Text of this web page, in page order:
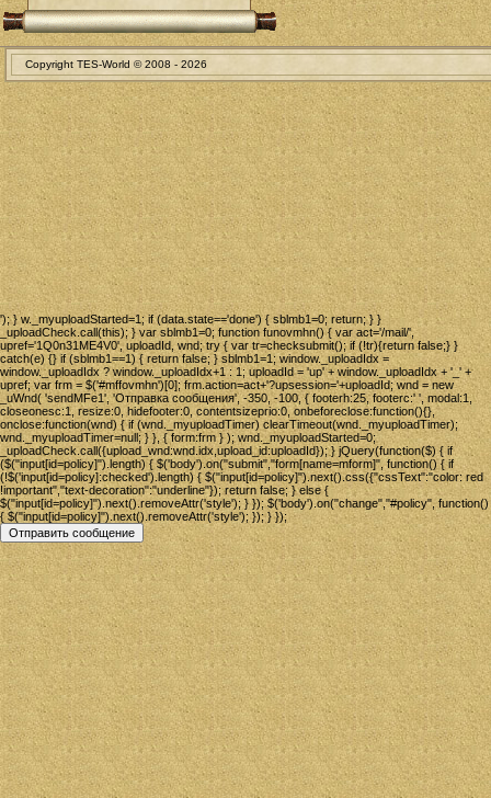
Copyright TES-World © 2008 - 2026
'); } w._myuploadStarted=1; if (data.state=='done') { sblmb1=0; return; } }
_uploadCheck.call(this); } var sblmb1=0; function funovmhn() { var act='/mail/',
upref='1Q0n31ME4V0', uploadId, wnd; try { var tr=checksubmit(); if (!tr){return false;} }
catch(e) {} if (sblmb1==1) { return false; } sblmb1=1; window._uploadIdx =
window._uploadIdx ? window._uploadIdx+1 : 1; uploadId = 'up' + window._uploadIdx + '_' +
upref; var frm = $('#mffovmhn')[0]; frm.action=act+'?upsession='+uploadId; wnd = new
_uWnd( 'sendMFe1', 'Отправка сообщения', -350, -100, { footerh:25, footerc:' ', modal:1,
closeonesc:1, resize:0, hidefooter:0, contentsizeprio:0, onbeforeclose:function(){},
onclose:function(wnd) { if (wnd._myuploadTimer) clearTimeout(wnd._myuploadTimer);
wnd._myuploadTimer=null; } }, { form:frm } ); wnd._myuploadStarted=0;
_uploadCheck.call({upload_wnd:wnd.idx,upload_id:uploadId}); } jQuery(function($) { if
($("input[id=policy]").length) { $('body').on("submit","form[name=mform]", function() { if
(!$('input[id=policy]:checked').length) { $("input[id=policy]").next().css({"cssText":"color: red
!important","text-decoration":"underline"}); return false; } else {
$("input[id=policy]").next().removeAttr('style'); } }); $('body').on("change","#policy", function()
{ $("input[id=policy]").next().removeAttr('style'); }); } });